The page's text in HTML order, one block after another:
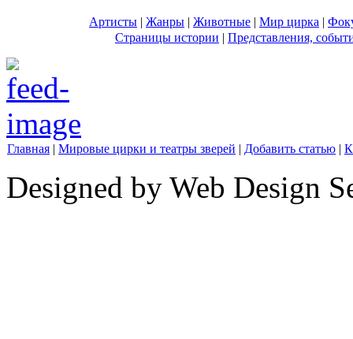
Артисты | Жанры | Животные | Мир цирка |
Страницы истории | Представления,
Главная | Мировые цирки и театры зверей | Добавить статью |
Designed by Web Design